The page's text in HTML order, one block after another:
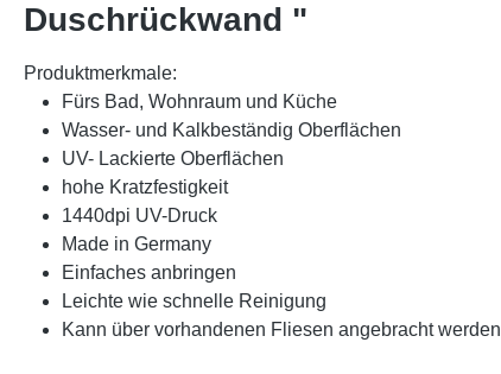
Duschrückwand "
Produktmerkmale:
Fürs Bad, Wohnraum und Küche
Wasser- und Kalkbeständig Oberflächen
UV- Lackierte Oberflächen
hohe Kratzfestigkeit
1440dpi UV-Druck
Made in Germany
Einfaches anbringen
Leichte wie schnelle Reinigung
Kann über vorhandenen Fliesen angebracht werden